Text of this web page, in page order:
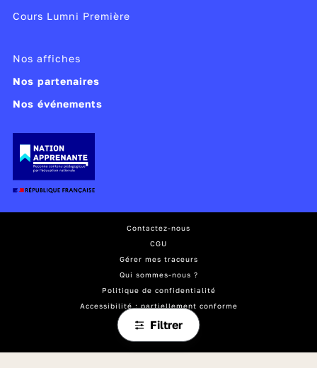
Filtrer
Cours Lumni Première
Nos affiches
Nos partenaires
Nos événements
Contactez-nous
CGU
Gérer mes traceurs
Qui sommes-nous ?
Politique de confidentialité
Accessibilité : partiellement conforme
Mentions légales